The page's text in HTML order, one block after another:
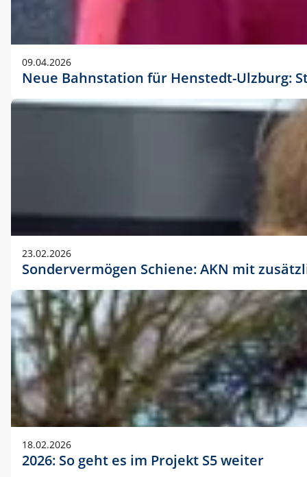
09.04.2026
Neue Bahnstation für Henstedt-Ulzburg:
23.02.2026
Sondervermögen Schiene: AKN mit
18.02.2026
2026: So geht es im Projekt S5 weiter